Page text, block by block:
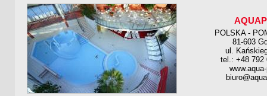
POLSKA -
81-603
ul.
tel.: +48 792